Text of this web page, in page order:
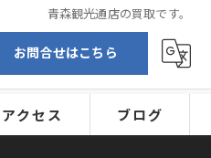
青森観光通店の買取です。
お問合せはこちら
アクセス ブログ